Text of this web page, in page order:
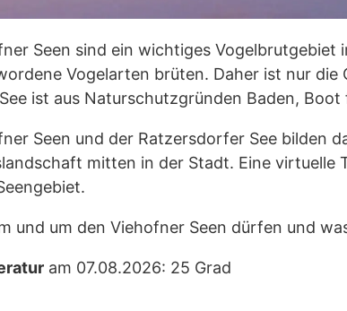
Seen sind ein wichtiges
Vogelarten brüten. Daher ist nur
ist aus Naturschutzgründen Baden,
Seen und der Ratzersdorfer See bilden
mitten in der Stadt. Eine
und um den Viehofner Seen dürfen und
am 07.08.2026: 25 Grad